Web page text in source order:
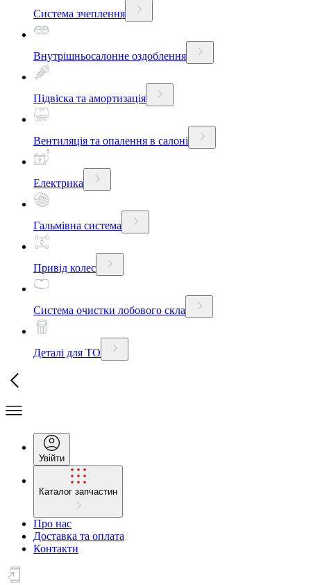
Система зчеплення
Внутрішньосалонне оздоблення
Підвіска та амортизація
Вентиляція та опалення в салоні
Електрика
Гальмівна система
Привід колес
Система очистки лобового скла
Деталі для ТО
Увійти
Каталог запчастин
Про нас
Доставка та оплата
Контакти